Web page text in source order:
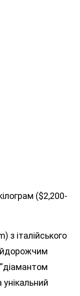
($2,200-
з італійського
унікальний